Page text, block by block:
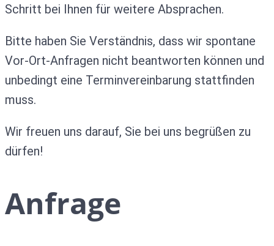
Schritt bei Ihnen für weitere Absprachen.
Bitte haben Sie Verständnis, dass wir spontane
Vor-Ort-Anfragen nicht beantworten können und
unbedingt eine Terminvereinbarung stattfinden
muss.
Wir freuen uns darauf, Sie bei uns begrüßen zu
dürfen!
Anfrage